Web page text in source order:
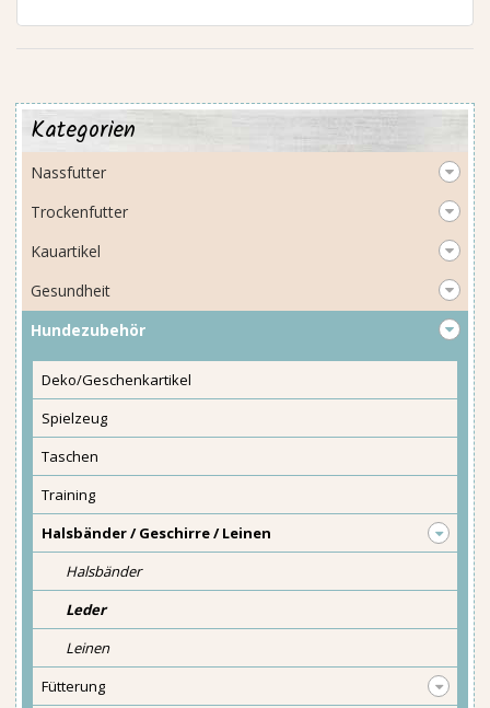
Kategorien
Nassfutter
Trockenfutter
Kauartikel
Gesundheit
Hundezubehör
Deko/Geschenkartikel
Spielzeug
Taschen
Training
Halsbänder / Geschirre / Leinen
Halsbänder
Leder
Leinen
Fütterung